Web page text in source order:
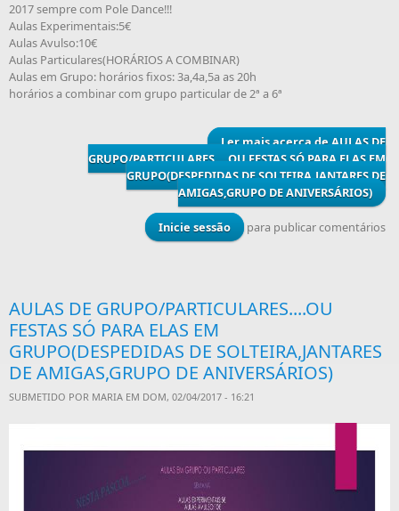
2017 sempre com Pole Dance!!!
Aulas Experimentais:5€
Aulas Avulso:10€
Aulas Particulares(HORÁRIOS A COMBINAR)
Aulas em Grupo: horários fixos: 3a,4a,5a as 20h
horários a combinar com grupo particular de 2ª a 6ª
Ler maisacerca de AULAS DE
GRUPO/PARTICULARES....OU FESTAS SÓ PARA ELAS EM
GRUPO(DESPEDIDAS DE SOLTEIRA,JANTARES DE
AMIGAS,GRUPO DE ANIVERSÁRIOS)
Inicie sessão para publicar comentários
AULAS DE GRUPO/PARTICULARES....OU
FESTAS SÓ PARA ELAS EM
GRUPO(DESPEDIDAS DE SOLTEIRA,JANTARES
DE AMIGAS,GRUPO DE ANIVERSÁRIOS)
SUBMETIDO POR MARIA EM DOM, 02/04/2017 - 16:21